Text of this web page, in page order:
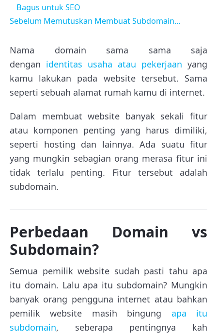
Bagus untuk SEO
Sebelum Memutuskan Membuat Subdomain…
Nama domain sama sama saja
dengan identitas usaha atau pekerjaan yang
kamu lakukan pada website tersebut. Sama
seperti sebuah alamat rumah kamu di internet.
Dalam membuat website banyak sekali fitur
atau komponen penting yang harus dimiliki,
seperti hosting dan lainnya. Ada suatu fitur
yang mungkin sebagian orang merasa fitur ini
tidak terlalu penting. Fitur tersebut adalah
subdomain.
Perbedaan Domain vs
Subdomain?
Semua pemilik website sudah pasti tahu apa
itu domain. Lalu apa itu subdomain? Mungkin
banyak orang pengguna internet atau bahkan
pemilik website masih bingung apa itu
subdomain, seberapa pentingnya kah